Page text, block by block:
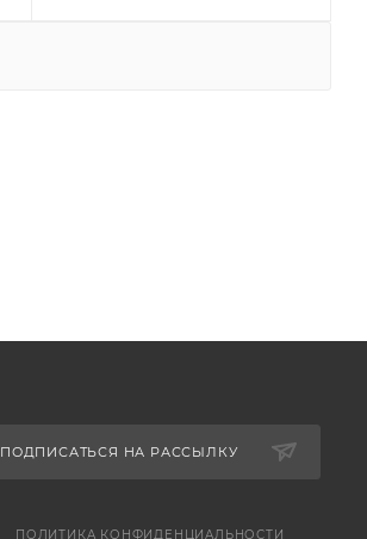
ПОДПИСАТЬСЯ НА РАССЫЛКУ
ПОЛИТИКА КОНФИДЕНЦИАЛЬНОСТИ